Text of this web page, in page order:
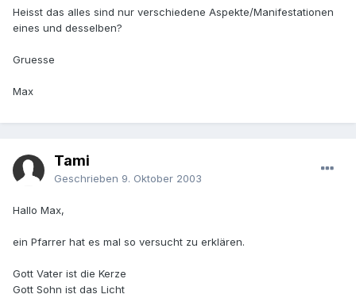
Heisst das alles sind nur verschiedene Aspekte/Manifestationen
eines und desselben?
Gruesse
Max
Tami
Geschrieben 9. Oktober 2003
Hallo Max,
ein Pfarrer hat es mal so versucht zu erklären.
Gott Vater ist die Kerze
Gott Sohn ist das Licht